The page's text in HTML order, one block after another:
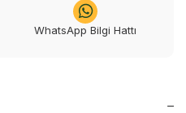
WhatsApp Bilgi Hattı